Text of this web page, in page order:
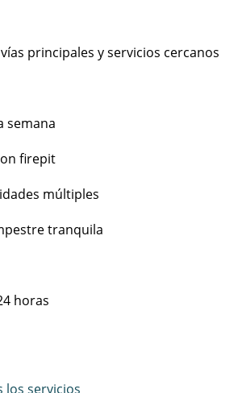
principales y servicios cercanos
semana
firepit
múltiples
tranquila
horas
servicios